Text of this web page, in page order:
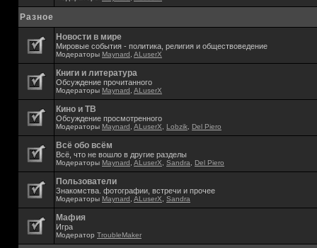
Разное
Новости в мире
Мировые события - политика, религия и обществоведение
Модераторы Maynard ALuserX
Книги и литература
Обсуждение прочитанного
Модераторы Maynard ALuserX
Кино и ТВ
Обсуждение просмотренного
Модераторы Maynard ALuserX Lobzik Del Piero
Всё обо всём
Всё, что не вошло в другие разделы
Модераторы Maynard ALuserX Sandra Del Piero
Пользователи
Знакомства. фотографии, встречи и прочее
Модераторы Maynard ALuserX Sandra
Мафия
Игра
Модератор TroubleMaker